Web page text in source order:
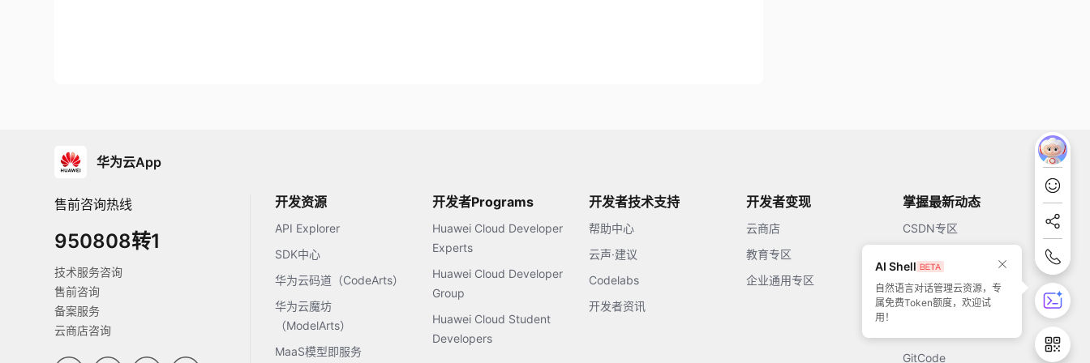
AI Shell
自然语言对话管理云资源，专
属免费Token额度，欢迎试
用！
华为云App
售前咨询热线
950808转1
技术服务咨询
售前咨询
备案服务
云商店咨询
开发资源
API Explorer
SDK中心
华为云码道（CodeArts）
华为云魔坊
（ModelArts）
MaaS模型即服务
开发者Programs
Huawei Cloud Developer
Experts
Huawei Cloud Developer
Group
Huawei Cloud Student
Developers
开发者技术支持
帮助中心
云声·建议
Codelabs
开发者资讯
开发者变现
云商店
教育专区
企业通用专区
掌握最新动态
CSDN专区
开源中国
51CTO
GitCode